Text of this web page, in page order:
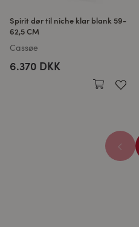
Spirit dør til niche klar blank 59-
62,5 CM
Cassøe
6.370 DKK